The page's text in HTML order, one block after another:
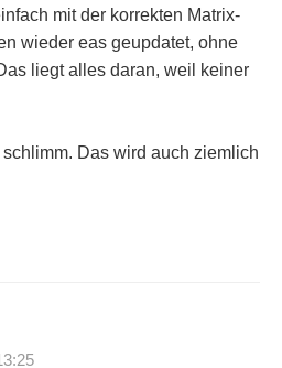
mit der korrekten Matrix-
wieder eas geupdatet, ohne
liegt alles daran, weil keiner
Das wird auch ziemlich